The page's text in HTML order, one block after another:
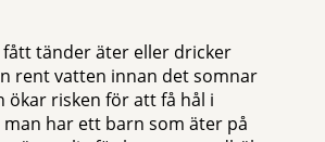
tänder äter eller dricker
rent vatten innan det somnar
ökar risken för att få hål i
har ett barn som äter på